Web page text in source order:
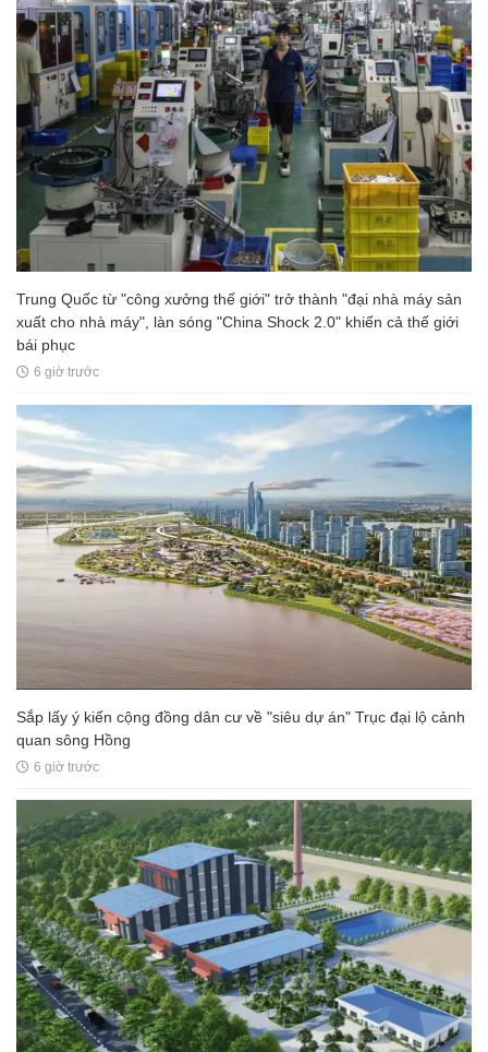
Trung Quốc từ "công xưởng thế giới" trở thành "đại nhà máy sản
xuất cho nhà máy", làn sóng "China Shock 2.0" khiến cả thế giới
bái phục
6 giờ trước
Sắp lấy ý kiến cộng đồng dân cư về "siêu dự án" Trục đại lộ cảnh
quan sông Hồng
6 giờ trước